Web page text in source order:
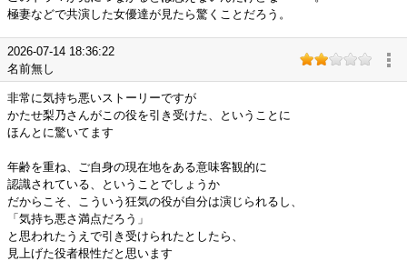
極妻などで共演した女優達が見たら驚くことだろう。
2026-07-14 18:36:22
名前無し
非常に気持ち悪いストーリーですが
かたせ梨乃さんがこの役を引き受けた、ということに
ほんとに驚いてます
年齢を重ね、ご自身の現在地をある意味客観的に
認識されている、ということでしょうか
だからこそ、こういう狂気の役が自分は演じられるし、
「気持ち悪さ満点だろう」
と思われたうえで引き受けられたとしたら、
見上げた役者根性だと思います